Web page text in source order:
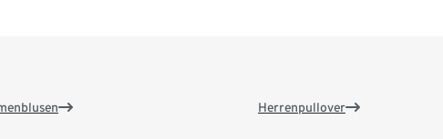
Herrenpullover